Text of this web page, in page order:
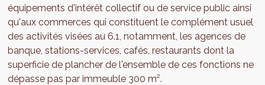
équipements d'intérêt collectif ou de service public ainsi
qu'aux commerces qui constituent le complément usuel
des activités visées au 6.1, notamment, les agences de
banque, stations-services, cafés, restaurants dont la
superficie de plancher de l'ensemble de ces fonctions ne
dépasse pas par immeuble 300 m².